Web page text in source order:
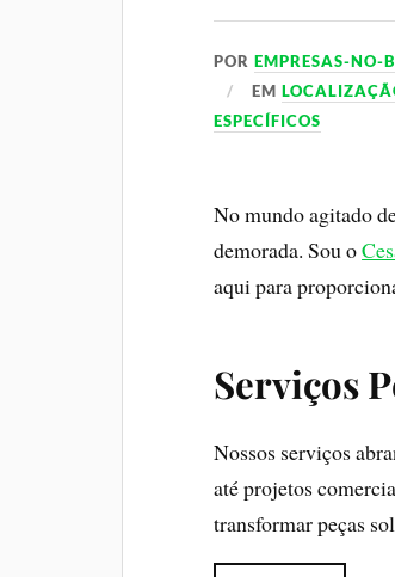
POREMPRESAS-NO-
EM
ESPECÍFICOS
No mundo agitado
demorada. Sou o
aqui para
Serviços
Nossos serviços
até projetos
transformar peças